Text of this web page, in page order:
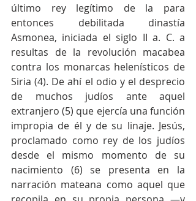
último rey legítimo de la para
entonces debilitada dinastía
Asmonea, iniciada el siglo II a. C. a
resultas de la revolución macabea
contra los monarcas helenísticos de
Siria (4). De ahí el odio y el desprecio
de muchos judíos ante aquel
extranjero (5) que ejercía una función
impropia de él y de su linaje. Jesús,
proclamado como rey de los judíos
desde el mismo momento de su
nacimiento (6) se presenta en la
narración mateana como aquel que